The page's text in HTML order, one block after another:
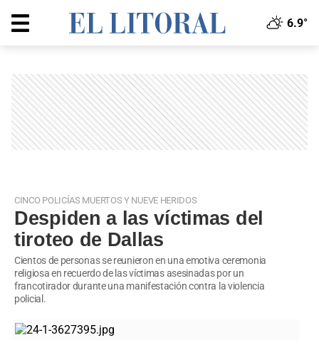
6.9°
CINCO POLICÍAS MUERTOS Y NUEVE HERIDOS
Despiden a las víctimas del
tiroteo de Dallas
Cientos de personas se reunieron en una emotiva ceremonia
religiosa en recuerdo de las víctimas asesinadas por un
francotirador durante una manifestación contra la violencia
policial.